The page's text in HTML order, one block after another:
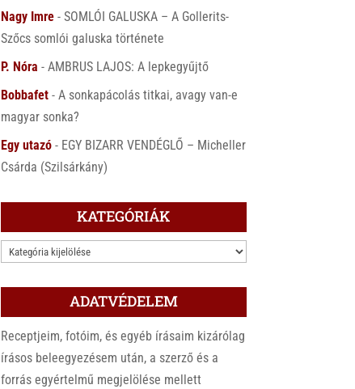
Nagy Imre -SOMLÓI GALUSKA – A Gollerits-
Szőcs somlói galuska története
P. Nóra -AMBRUS LAJOS: A lepkegyűjtő
Bobbafet -A sonkapácolás titkai, avagy van-e
magyar sonka?
Egy utazó - EGY BIZARR VENDÉGLŐ – Micheller
Csárda (Szilsárkány)
KATEGÓRIÁK
KATEGÓRIÁK
ADATVÉDELEM
Receptjeim, fotóim, és egyéb írásaim kizárólag
írásos beleegyezésem után, a szerző és a
forrás egyértelmű megjelölése mellett